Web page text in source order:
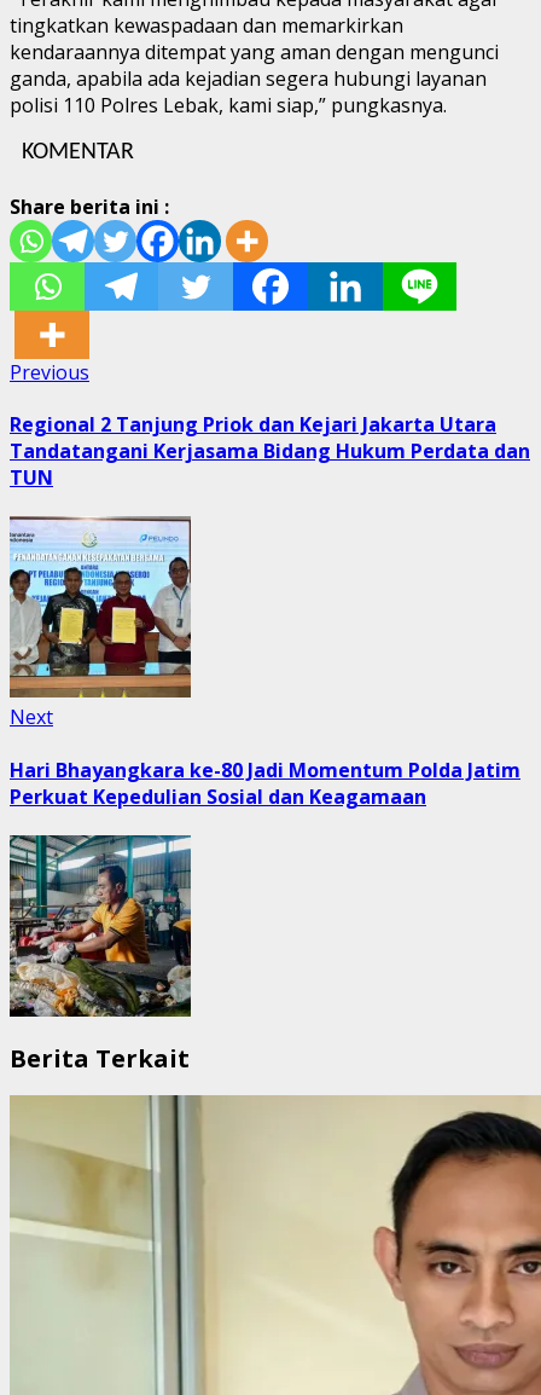
tingkatkan kewaspadaan dan memarkirkan
kendaraannya ditempat yang aman dengan mengunci
ganda, apabila ada kejadian segera hubungi layanan
polisi 110 Polres Lebak, kami siap,” pungkasnya.
KOMENTAR
Share berita ini :
Post
navigation
Previous
Regional 2 Tanjung Priok dan Kejari Jakarta Utara
Tandatangani Kerjasama Bidang Hukum Perdata dan
TUN
NextNext
Hari Bhayangkara ke-80 Jadi Momentum Polda Jatim
Perkuat Kepedulian Sosial dan Keagamaan
Berita Terkait